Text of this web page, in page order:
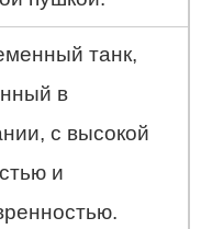
танк,
в
с высокой
и